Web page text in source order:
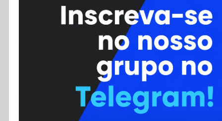
Cursos
Enviar Dica